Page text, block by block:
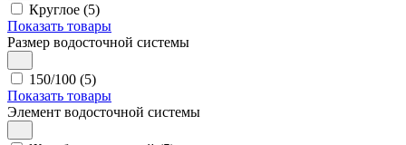
Круглое (5)
Показать товары
Размер водосточной системы
150/100 (5)
Показать товары
Элемент водосточной системы